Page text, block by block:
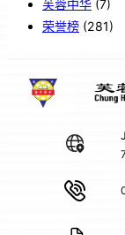
芙蓉中华 (7)
荣誉榜 (281)